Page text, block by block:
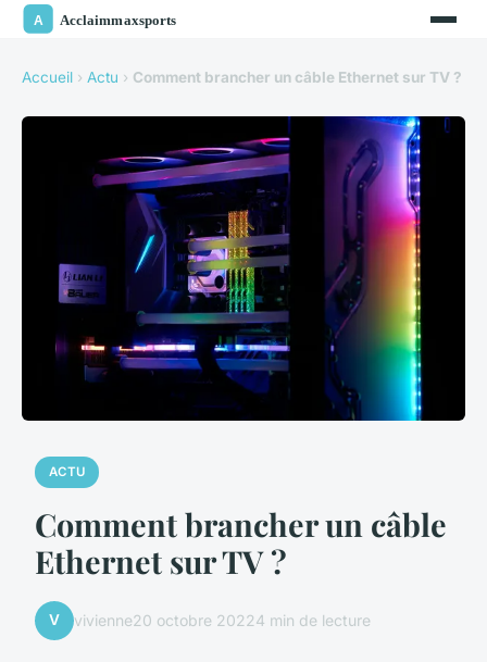
Accueil › Actu › Comment brancher un câble Ethernet sur TV ?
ACTU
Comment brancher un câble
Ethernet sur TV ?
V vivienne20 octobre 20224 min de lecture